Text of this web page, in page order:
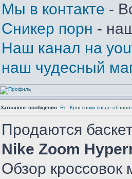
Мы в контакте -
Сникер порн -
Наш канал на
наш чудесный
Заголовок сообщения: Re: Кроссовки после
Продаются
Nike Zoom
Обзор